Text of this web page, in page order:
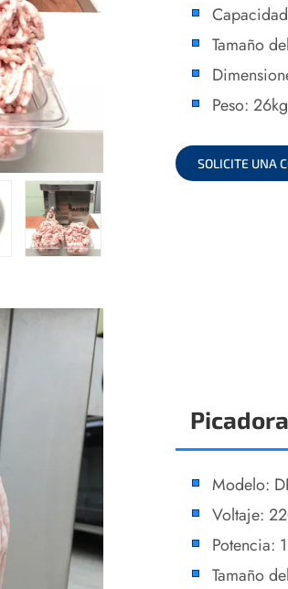
Tamaño
Peso: 26kg
SOLICITE UNA
Modelo:
Voltaje:
Potencia:
Tamaño